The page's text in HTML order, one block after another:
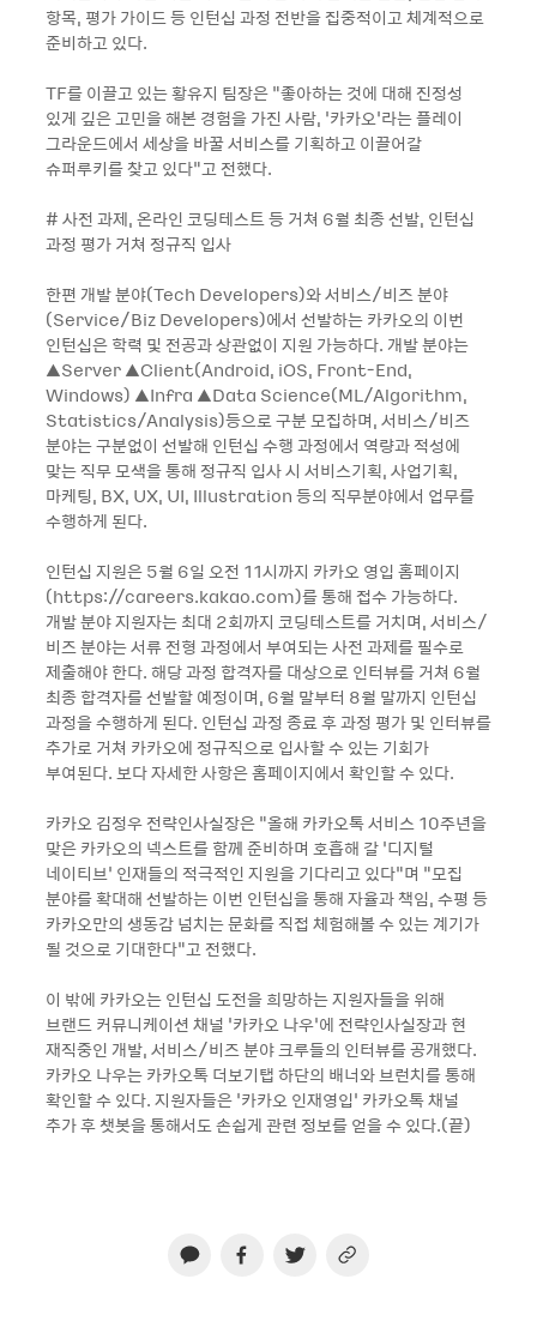
항목, 평가 가이드 등 인턴십 과정 전반을 집중적이고 체계적으로
준비하고 있다.
TF를 이끌고 있는 황유지 팀장은 “좋아하는 것에 대해 진정성
있게 깊은 고민을 해본 경험을 가진 사람, ‘카카오’라는 플레이
그라운드에서 세상을 바꿀 서비스를 기획하고 이끌어갈
슈퍼루키를 찾고 있다”고 전했다.
# 사전 과제, 온라인 코딩테스트 등 거쳐 6월 최종 선발, 인턴십
과정 평가 거쳐 정규직 입사
한편 개발 분야(Tech Developers)와 서비스/비즈 분야
(Service/Biz Developers)에서 선발하는 카카오의 이번
인턴십은 학력 및 전공과 상관없이 지원 가능하다. 개발 분야는
▲Server ▲Client(Android, iOS, Front-End,
Windows) ▲Infra ▲Data Science(ML/Algorithm,
Statistics/Analysis)등으로 구분 모집하며, 서비스/비즈
분야는 구분없이 선발해 인턴십 수행 과정에서 역량과 적성에
맞는 직무 모색을 통해 정규직 입사 시 서비스기획, 사업기획,
마케팅, BX, UX, UI, Illustration 등의 직무분야에서 업무를
수행하게 된다.
인턴십 지원은 5월 6일 오전 11시까지 카카오 영입 홈페이지
(https://careers.kakao.com)를 통해 접수 가능하다.
개발 분야 지원자는 최대 2회까지 코딩테스트를 거치며, 서비스/
비즈 분야는 서류 전형 과정에서 부여되는 사전 과제를 필수로
제출해야 한다. 해당 과정 합격자를 대상으로 인터뷰를 거쳐 6월
최종 합격자를 선발할 예정이며, 6월 말부터 8월 말까지 인턴십
과정을 수행하게 된다. 인턴십 과정 종료 후 과정 평가 및 인터뷰를
추가로 거쳐 카카오에 정규직으로 입사할 수 있는 기회가
부여된다. 보다 자세한 사항은 홈페이지에서 확인할 수 있다.
카카오 김정우 전략인사실장은 “올해 카카오톡 서비스 10주년을
맞은 카카오의 넥스트를 함께 준비하며 호흡해 갈 ‘디지털
네이티브’ 인재들의 적극적인 지원을 기다리고 있다”며 “모집
분야를 확대해 선발하는 이번 인턴십을 통해 자율과 책임, 수평 등
카카오만의 생동감 넘치는 문화를 직접 체험해볼 수 있는 계기가
될 것으로 기대한다”고 전했다.
이 밖에 카카오는 인턴십 도전을 희망하는 지원자들을 위해
브랜드 커뮤니케이션 채널 ‘카카오 나우’에 전략인사실장과 현
재직중인 개발, 서비스/비즈 분야 크루들의 인터뷰를 공개했다.
카카오 나우는 카카오톡 더보기탭 하단의 배너와 브런치를 통해
확인할 수 있다. 지원자들은 ‘카카오 인재영입’ 카카오톡 채널
추가 후 챗봇을 통해서도 손쉽게 관련 정보를 얻을 수 있다.(끝)